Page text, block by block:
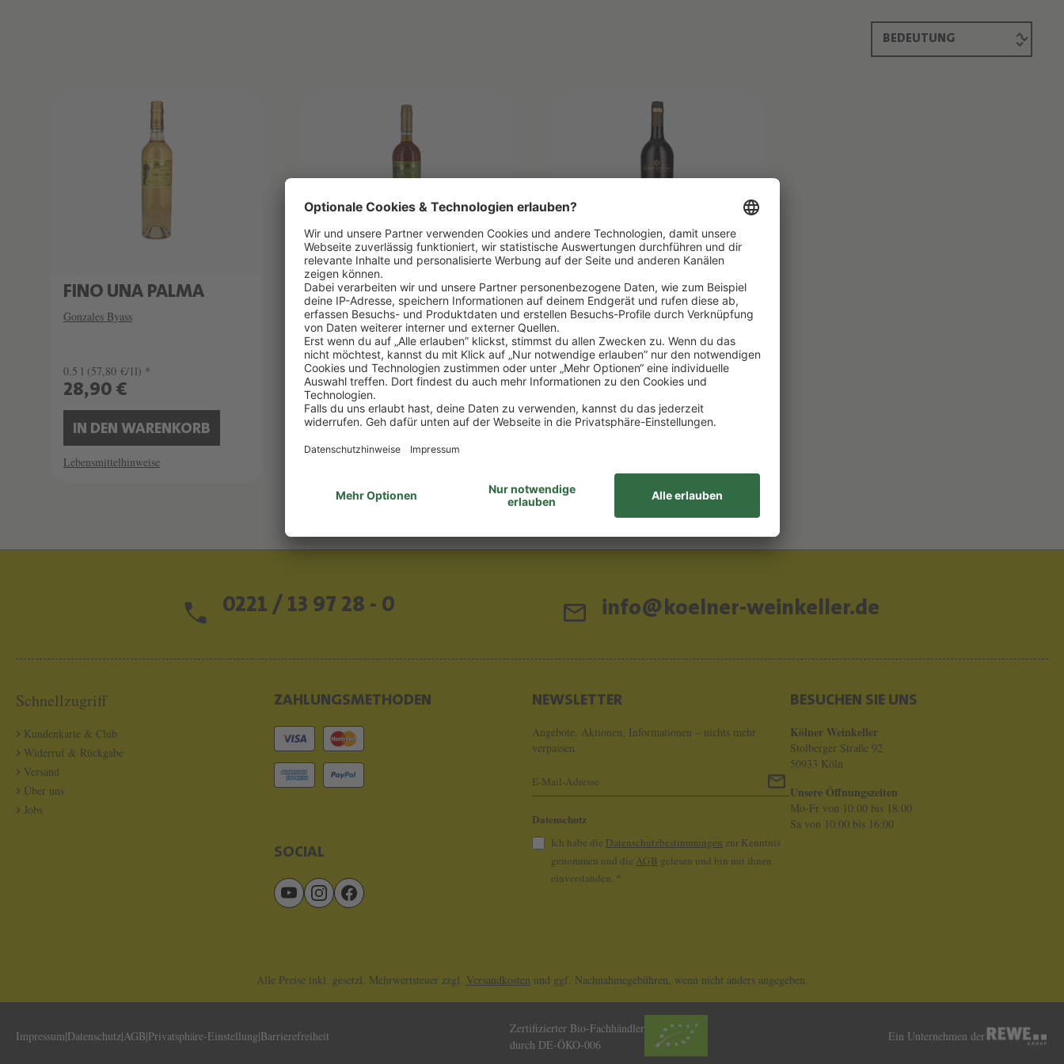
FINO UNA PALMA
Gonzales Byass
0.5 l (57,80 €/1l) *
28,90 €
IN DEN WARENKORB
Lebensmittelhinweise
AMONTILLADO
"CUATRO PALMAS"
Gonzales Byass
0.5 l(190,00 €/1l) *
95,00 €
IN DEN WARENKORB
"NECTAR" PEDRO
XIMENEZ
Gonzales Byass
0.75 l (39,87 €/1l) *
29,90 €
IN DEN WARENKORB
0221 / 13 97 28 - 0 info@koelner-weinkeller.de
Schnellzugriff
Kundenkarte & Club
Widerruf & Rückgabe
Versand
Über uns
Jobs
ZAHLUNGSMETHODEN
SOCIAL
NEWSLETTER
Angebote, Aktionen, Informationen – nichts mehr
verpassen.
Datenschutz
Ich habe die Datenschutzbestimmungen zur Kenntnis
genommen und die AGB gelesen und bin mit ihnen
einverstanden. *
BESUCHEN SIE UNS
Kölner Weinkeller
Stolberger Straße 92
50933 Köln
Unsere Öffnungszeiten
Mo-Fr von 10:00 bis 18:00
Sa von 10:00 bis 16:00
Alle Preise inkl. gesetzl. Mehrwertsteuer zzgl. Versandkosten und ggf. Nachnahmegebühren, wenn nicht anders angegeben.
Impressum Datenschutz AGB Privatsphäre-Einstellung Barrierefreiheit
Zertifizierter Bio-Fachhändler
durch DE-ÖKO-006
Ein Unternehmen der